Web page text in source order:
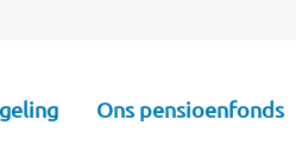
Ons pensioenfonds